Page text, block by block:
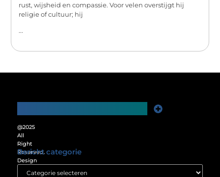
rust, wijsheid en compassie. Voor velen overstijgt hij
religie of cultuur; hij
...
@2025
All
Right
Reserved.
Design
Bericht categorie